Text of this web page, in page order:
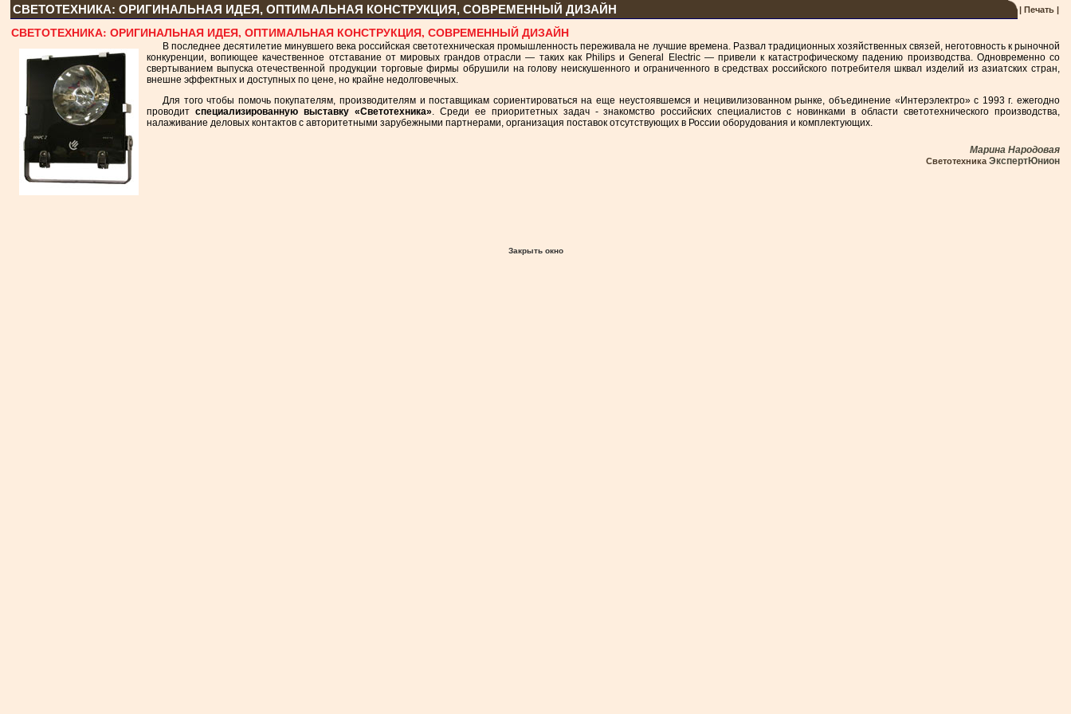
СВЕТОТЕХНИКА: ОРИГИНАЛЬНАЯ ИДЕЯ, ОПТИМАЛЬНАЯ КОНСТРУКЦИЯ, СОВРЕМЕННЫЙ ДИЗАЙН | Печать |
СВЕТОТЕХНИКА: ОРИГИНАЛЬНАЯ ИДЕЯ, ОПТИМАЛЬНАЯ КОНСТРУКЦИЯ, СОВРЕМЕННЫЙ ДИЗАЙН
В последнее десятилетие минувшего века российская светотехническая промышленность переживала не лучшие времена. Развал традиционных хозяйственных связей, неготовность к рыночной
конкуренции, вопиющее качественное отставание от мировых грандов отрасли — таких как Philips и General Electric — привели к катастрофическому падению производства. Одновременно со
свертыванием выпуска отечественной продукции торговые фирмы обрушили на голову неискушенного и ограниченного в средствах российского потребителя шквал изделий из азиатских стран,
внешне эффектных и доступных по цене, но крайне недолговечных.
Для того чтобы помочь покупателям, производителям и поставщикам сориентироваться на еще неустоявшемся и нецивилизованном рынке, объединение «Интерэлектро» с 1993 г. ежегодно
проводит специализированную выставку «Светотехника». Среди ее приоритетных задач - знакомство российских специалистов с новинками в области светотехнического производства,
налаживание деловых контактов с авторитетными зарубежными партнерами, организация поставок отсутствующих в России оборудования и комплектующих.
Марина Народовая
СветотехникаЭкспертЮнион
Закрыть окно